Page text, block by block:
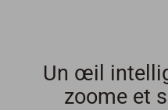
Un œil
zoome et